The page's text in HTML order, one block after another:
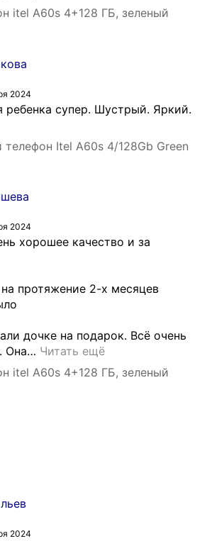
itel A60s 4+128 ГБ, зеленый
2024
ребенка супер. Шустрый. Яркий.
Itel A60s 4/128Gb Green
2024
хорошее качество и за
протяжение 2-х месяцев
дочке на подарок. Всё очень
Она… Читать ещё
itel A60s 4+128 ГБ, зеленый
2024